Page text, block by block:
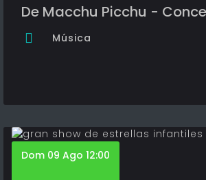
De Macchu Picchu -
Música
Dom 09 Ago 12:00